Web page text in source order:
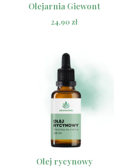
Olejarnia Giewont
24,90 zł
Olej rycynowy